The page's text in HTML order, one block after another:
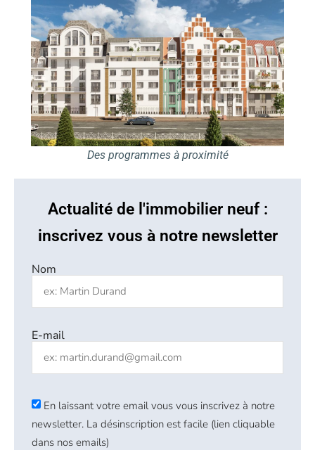
Des programmes à proximité
Actualité de l'immobilier neuf :
inscrivez vous à notre newsletter
Nom
E-mail
En laissant votre email vous vous inscrivez à notre
newsletter. La désinscription est facile (lien cliquable
dans nos emails)